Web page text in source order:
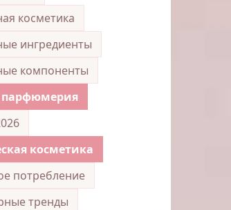
косметика
ингредиенты
компоненты
косметика
потребление
тренды